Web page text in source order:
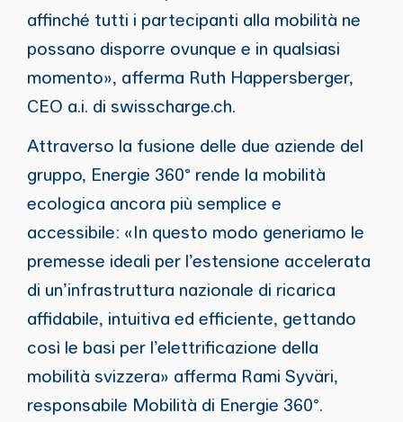
affinché tutti i partecipanti alla mobilità ne
possano disporre ovunque e in qualsiasi
momento», afferma Ruth Happersberger,
CEO a.i. di swisscharge.ch.
Attraverso la fusione delle due aziende del
gruppo, Energie 360° rende la mobilità
ecologica ancora più semplice e
accessibile: «In questo modo generiamo le
premesse ideali per l’estensione accelerata
di un’infrastruttura nazionale di ricarica
affidabile, intuitiva ed efficiente, gettando
così le basi per l’elettrificazione della
mobilità svizzera» afferma Rami Syväri,
responsabile Mobilità di Energie 360°.